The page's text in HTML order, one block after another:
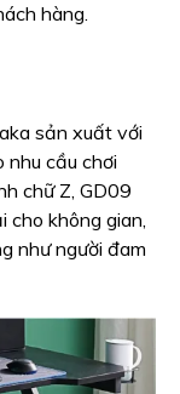
hàng.
sản xuất với
cầu chơi
chữ Z, GD09
cho không gian,
như người đam